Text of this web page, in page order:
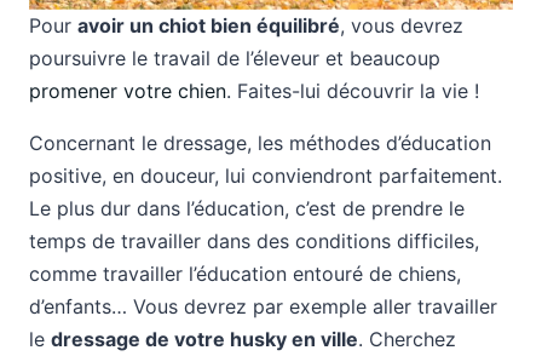
Pour avoir un chiot bien équilibré, vous devrez
poursuivre le travail de l’éleveur et beaucoup
promener votre chien. Faites-lui découvrir la vie !
Concernant le dressage, les méthodes d’éducation
positive, en douceur, lui conviendront parfaitement.
Le plus dur dans l’éducation, c’est de prendre le
temps de travailler dans des conditions difficiles,
comme travailler l’éducation entouré de chiens,
d’enfants… Vous devrez par exemple aller travailler
le dressage de votre husky en ville. Cherchez